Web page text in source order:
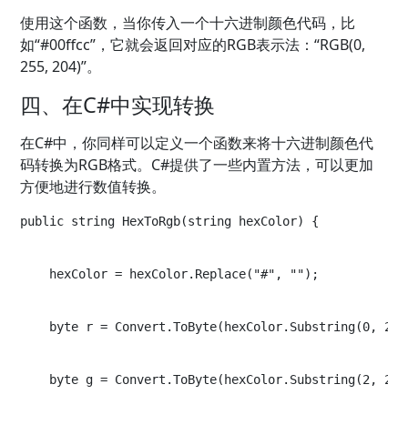
使用这个函数，当你传入一个十六进制颜色代码，比
如“#00ffcc”，它就会返回对应的RGB表示法：“RGB(0,
255, 204)”。
四、在C#中实现转换
在C#中，你同样可以定义一个函数来将十六进制颜色代
码转换为RGB格式。C#提供了一些内置方法，可以更加
方便地进行数值转换。
public string HexToRgb(string hexColor) {
    hexColor = hexColor.Replace("#", "");
byte r = Convert.ToByte(hexColor.Substring(0,
byte g = Convert.ToByte(hexColor.Substring(2,